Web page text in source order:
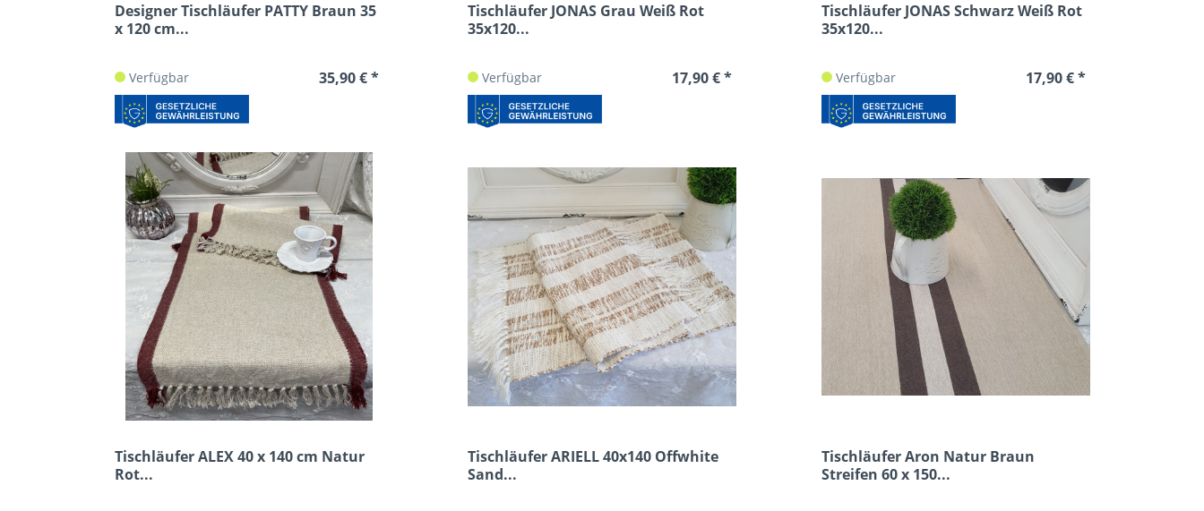
Designer Tischläufer PATTY Braun 35
x 120 cm...
Verfügbar 35,90 € *
Tischläufer JONAS Grau Weiß Rot
35x120...
Verfügbar 17,90 € *
Tischläufer JONAS Schwarz Weiß Rot
35x120...
Verfügbar 17,90 € *
Tischläufer ALEX 40 x 140 cm Natur
Rot...
Tischläufer ARIELL 40x140 Offwhite
Sand...
Tischläufer Aron Natur Braun
Streifen 60 x 150...